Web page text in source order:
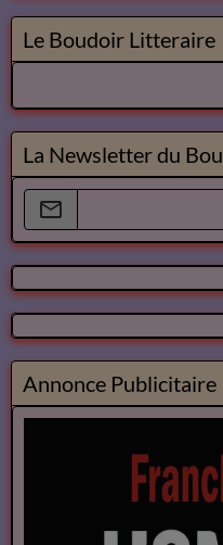
Le Boudoir Litteraire
La Newsletter du
Annonce Publicitaire